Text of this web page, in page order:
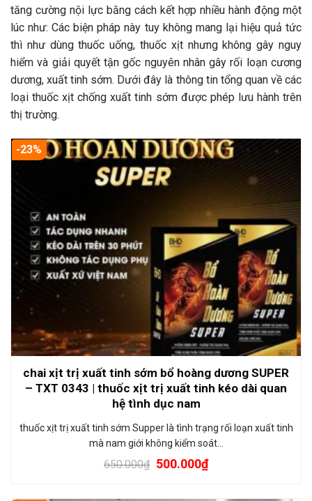
tăng cường nội lực bằng cách kết hợp nhiều hành động một
lúc như: Các biện pháp này tuy không mang lại hiệu quả tức
thì như dùng thuốc uống, thuốc xịt nhưng không gây nguy
hiểm và giải quyết tận gốc nguyên nhân gây rối loạn cương
dương, xuất tinh sớm. Dưới đây là thông tin tổng quan về các
loại thuốc xịt chống xuất tinh sớm được phép lưu hành trên
thị trường.
-23%
chai xịt trị xuất tinh sớm bổ hoàng dương SUPER
– TXT 0343 | thuốc xịt trị xuất tinh kéo dài quan
hệ tình dục nam
thuốc xịt trị xuất tinh sớm Supper là tình trạng rối loạn xuất tinh
mà nam giới không kiểm soát…
650.000₫ 500.000₫